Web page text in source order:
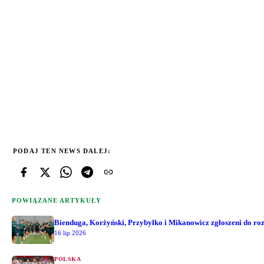
PODAJ TEN NEWS DALEJ:
POWIĄZANE ARTYKUŁY
Bienduga, Korżyński, Przybyłko i Mikanowicz zgłoszeni do
16 lip 2026
POLSKA